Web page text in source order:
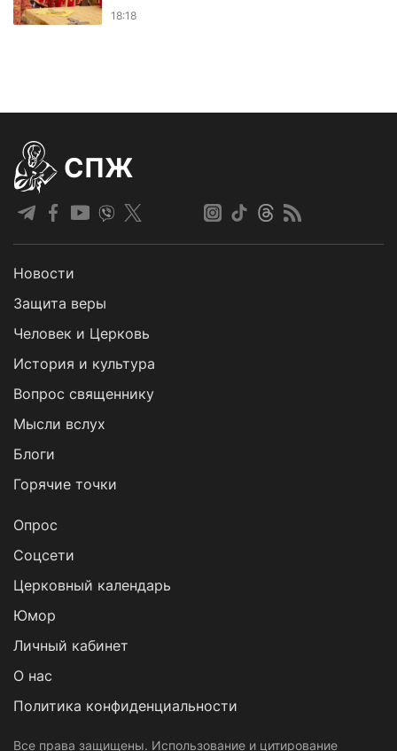
18:18
СПЖ
Новости
Защита веры
Человек и Церковь
История и культура
Вопрос священнику
Мысли вслух
Блоги
Горячие точки
Опрос
Cоцсети
Церковный календарь
Юмор
Личный кабинет
О нас
Политика конфиденциальности
Все права защищены. Использование и цитирование